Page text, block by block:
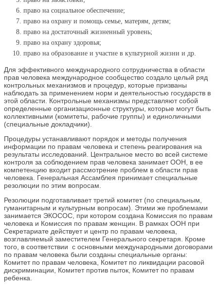
право на социальное обеспечение;
право на охрану и помощь семье, матерям, детям;
право на достаточный жизненный уровень;
право на охрану здоровья;
право на образование и участие в культурной жизни и др.
Для эффективного международного сотрудничества в области
прав человека международное сообщество создало целый ряд
контрольных механизмов и процедур, которые призваны
наблюдать за применением норм и деятельностью государств в
этой области. Контрольные механизмы представляют собой
определенные организационные структуры, которые могут быть
коллективными (комитеты, рабочие группы) и единоличными
(специальные докладчики).
Процедуры устанавливают порядок и методы получения
информации по правам человека и степень реагирования на
результаты исследований. Центральное место во всей системе
контроля за соблюдением прав человека занимает ООН, в ее
компетенцию входит рассмотрение проблем в области прав
человека. Генеральная Ассамблея принимает специальные
резолюции по этим вопросам.
Резолюции подготавливает третий комитет (по специальным,
гуманитарным и культурным вопросам). Этими же проблемами
занимается ЭКОСОС, при котором создана Комиссия по правам
человека и Комиссия по правам женщин. В рамках ООН при
Секретариате действует и центр по правам человека,
возглавляемый заместителем Генерального секретаря. Кроме
того, в соответствии с основными международными договорами
по правам человека были созданы специальные органы:
Комитет по правам человека, Комитет по ликвидации расовой
дискриминации, Комитет против пыток, Комитет по правам
ребенка.